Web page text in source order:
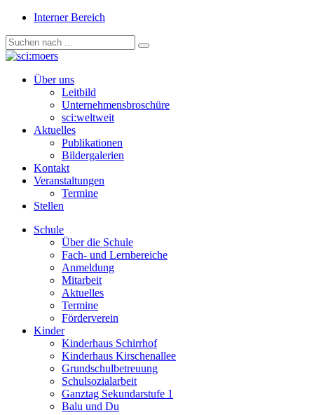
Interner Bereich
Über uns
Leitbild
Unternehmensbroschüre
sci:weltweit
Aktuelles
Publikationen
Bildergalerien
Kontakt
Veranstaltungen
Termine
Stellen
Schule
Über die Schule
Fach- und Lernbereiche
Anmeldung
Mitarbeit
Aktuelles
Termine
Förderverein
Kinder
Kinderhaus Schirrhof
Kinderhaus Kirschenallee
Grundschulbetreuung
Schulsozialarbeit
Ganztag Sekundarstufe 1
Balu und Du